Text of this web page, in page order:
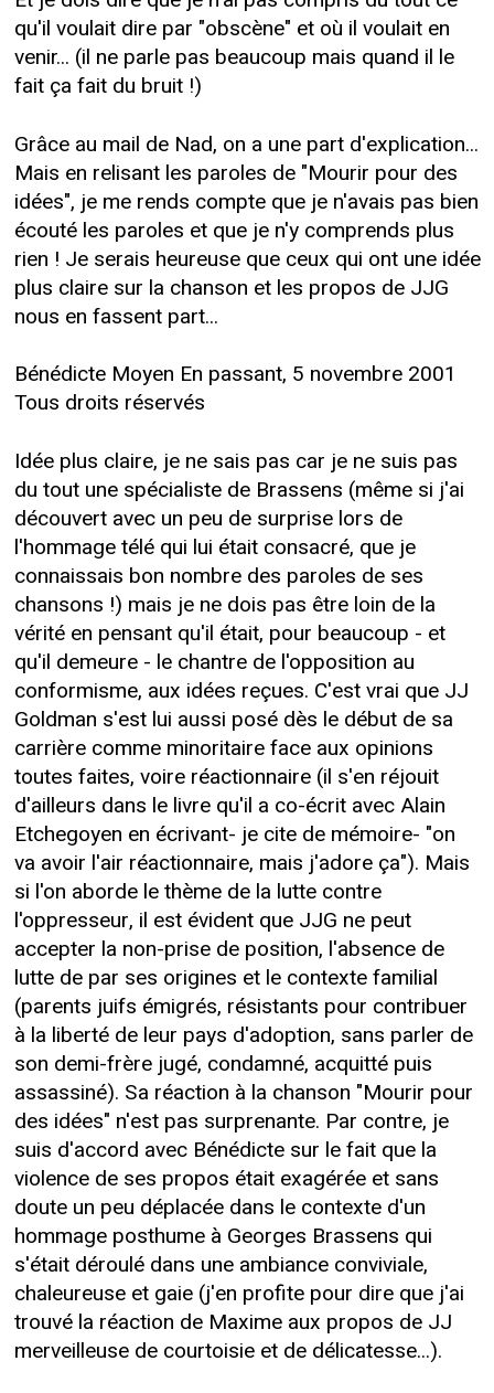
qu'il voulait dire par "obscène" et où il voulait en
venir... (il ne parle pas beaucoup mais quand il le
fait ça fait du bruit !)
Grâce au mail de Nad, on a une part d'explication...
Mais en relisant les paroles de "Mourir pour des
idées", je me rends compte que je n'avais pas bien
écouté les paroles et que je n'y comprends plus
rien ! Je serais heureuse que ceux qui ont une idée
plus claire sur la chanson et les propos de JJG
nous en fassent part...
Bénédicte Moyen En passant, 5 novembre 2001
Tous droits réservés
Idée plus claire, je ne sais pas car je ne suis pas
du tout une spécialiste de Brassens (même si j'ai
découvert avec un peu de surprise lors de
l'hommage télé qui lui était consacré, que je
connaissais bon nombre des paroles de ses
chansons !) mais je ne dois pas être loin de la
vérité en pensant qu'il était, pour beaucoup - et
qu'il demeure - le chantre de l'opposition au
conformisme, aux idées reçues. C'est vrai que JJ
Goldman s'est lui aussi posé dès le début de sa
carrière comme minoritaire face aux opinions
toutes faites, voire réactionnaire (il s'en réjouit
d'ailleurs dans le livre qu'il a co-écrit avec Alain
Etchegoyen en écrivant- je cite de mémoire- "on
va avoir l'air réactionnaire, mais j'adore ça"). Mais
si l'on aborde le thème de la lutte contre
l'oppresseur, il est évident que JJG ne peut
accepter la non-prise de position, l'absence de
lutte de par ses origines et le contexte familial
(parents juifs émigrés, résistants pour contribuer
à la liberté de leur pays d'adoption, sans parler de
son demi-frère jugé, condamné, acquitté puis
assassiné). Sa réaction à la chanson "Mourir pour
des idées" n'est pas surprenante. Par contre, je
suis d'accord avec Bénédicte sur le fait que la
violence de ses propos était exagérée et sans
doute un peu déplacée dans le contexte d'un
hommage posthume à Georges Brassens qui
s'était déroulé dans une ambiance conviviale,
chaleureuse et gaie (j'en profite pour dire que j'ai
trouvé la réaction de Maxime aux propos de JJ
merveilleuse de courtoisie et de délicatesse...).